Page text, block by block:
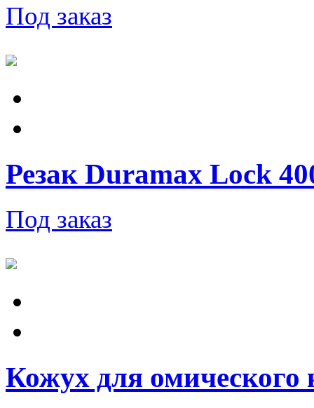
Под заказ
Резак Duramax Lock
Под заказ
Кожух для омического